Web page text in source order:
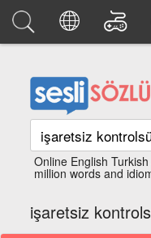
Online English
million words and
işaretsiz